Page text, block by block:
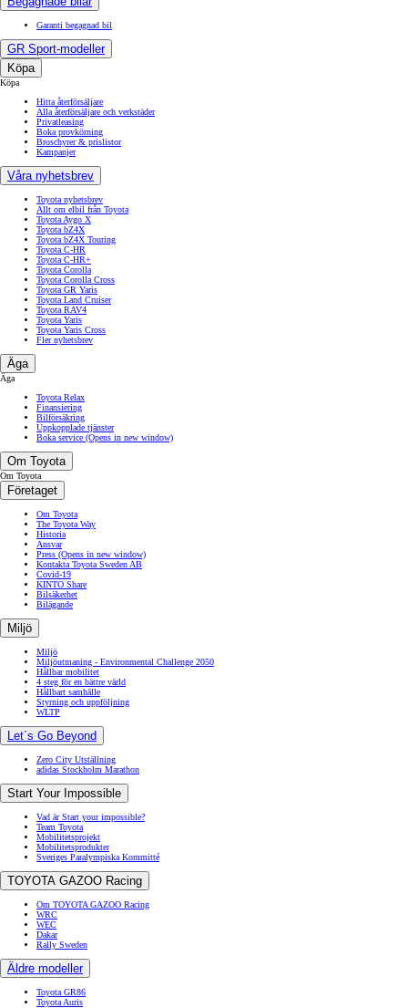
Garanti begagnad bil
GR Sport-modeller
Köpa
Köpa
Hitta återförsäljare
Alla återförsäljare och verkstäder
Privatleasing
Boka provkörning
Broschyrer & prislistor
Kampanjer
Våra nyhetsbrev
Toyota nyhetsbrev
Allt om elbil från Toyota
Toyota Aygo X
Toyota bZ4X
Toyota bZ4X Touring
Toyota C-HR
Toyota C-HR+
Toyota Corolla
Toyota Corolla Cross
Toyota GR Yaris
Toyota Land Cruiser
Toyota RAV4
Toyota Yaris
Toyota Yaris Cross
Fler nyhetsbrev
Äga
Äga
Toyota Relax
Finansiering
Bilförsäkring
Uppkopplade tjänster
Boka service (Opens in new window)
Om Toyota
Om Toyota
Företaget
Om Toyota
The Toyota Way
Historia
Ansvar
Press (Opens in new window)
Kontakta Toyota Sweden AB
Covid-19
KINTO Share
Bilsäkerhet
Bilägande
Miljö
Miljö
Miljöutmaning - Environmental Challenge 2050
Hållbar mobilitet
4 steg för en bättre värld
Hållbart samhälle
Styrning och uppföljning
WLTP
Let´s Go Beyond
Zero City Utställning
adidas Stockholm Marathon
Start Your Impossible
Vad är Start your impossible?
Team Toyota
Mobilitetsprojekt
Mobilitetsprodukter
Sveriges Paralympiska Kommitté
TOYOTA GAZOO Racing
Om TOYOTA GAZOO Racing
WRC
WEC
Dakar
Rally Sweden
Äldre modeller
Toyota GR86
Toyota Auris